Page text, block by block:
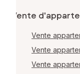
Vente
Vente
Vente
Vente